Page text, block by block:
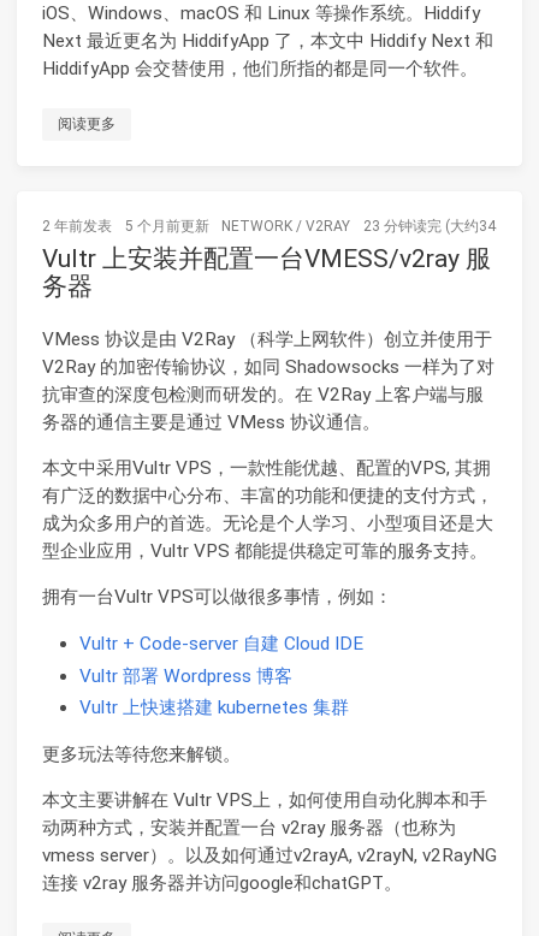
iOS、Windows、macOS 和 Linux 等操作系统。Hiddify
Next 最近更名为 HiddifyApp 了，本文中 Hiddify Next 和
HiddifyApp 会交替使用，他们所指的都是同一个软件。
阅读更多
2 年前发表 5 个月前更新 NETWORK / V2RAY 23 分钟读完 (大约3455个
Vultr 上安装并配置一台VMESS/v2ray 服
务器
VMess 协议是由 V2Ray （科学上网软件）创立并使用于
V2Ray 的加密传输协议，如同 Shadowsocks 一样为了对
抗审查的深度包检测而研发的。在 V2Ray 上客户端与服
务器的通信主要是通过 VMess 协议通信。
本文中采用Vultr VPS，一款性能优越、配置的VPS, 其拥
有广泛的数据中心分布、丰富的功能和便捷的支付方式，
成为众多用户的首选。无论是个人学习、小型项目还是大
型企业应用，Vultr VPS 都能提供稳定可靠的服务支持。
拥有一台Vultr VPS可以做很多事情，例如：
Vultr + Code-server 自建 Cloud IDE
Vultr 部署 Wordpress 博客
Vultr 上快速搭建 kubernetes 集群
更多玩法等待您来解锁。
本文主要讲解在 Vultr VPS上，如何使用自动化脚本和手
动两种方式，安装并配置一台 v2ray 服务器（也称为
vmess server）。以及如何通过v2rayA, v2rayN, v2RayNG
连接 v2ray 服务器并访问google和chatGPT。